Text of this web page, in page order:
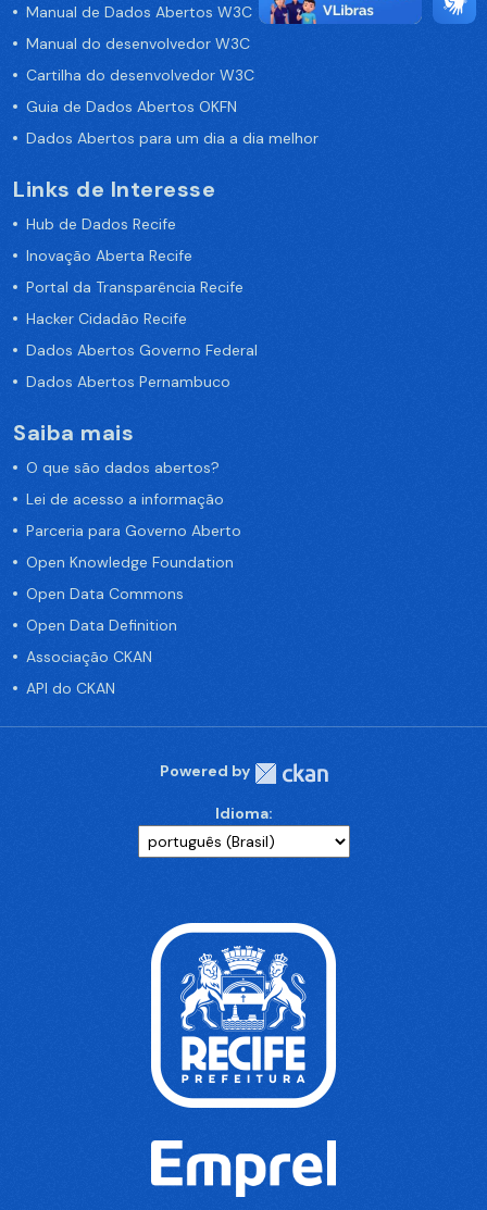
Manual de Dados Abertos W3C
Manual do desenvolvedor W3C
Cartilha do desenvolvedor W3C
Guia de Dados Abertos OKFN
Dados Abertos para um dia a dia melhor
Links de Interesse
Hub de Dados Recife
Inovação Aberta Recife
Portal da Transparência Recife
Hacker Cidadão Recife
Dados Abertos Governo Federal
Dados Abertos Pernambuco
Saiba mais
O que são dados abertos?
Lei de acesso a informação
Parceria para Governo Aberto
Open Knowledge Foundation
Open Data Commons
Open Data Definition
Associação CKAN
API do CKAN
Powered by
Idioma